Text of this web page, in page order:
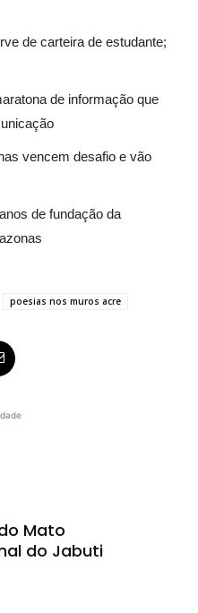
de carteira de estudante;
de informação que
vencem desafio e vão
de fundação da
poesias nos muros acre
Mato
do Jabuti